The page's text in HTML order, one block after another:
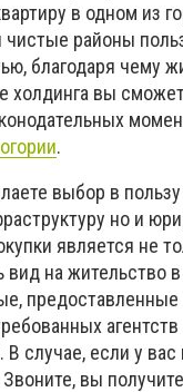
в одном из
чистые районы
благодаря чему
холдинга вы
.
выбор в
но и
является не
на жительство
случае, если у
вы